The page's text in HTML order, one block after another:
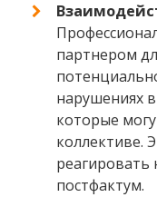
партнером
нарушениях
которые
коллективе.
постфактум.